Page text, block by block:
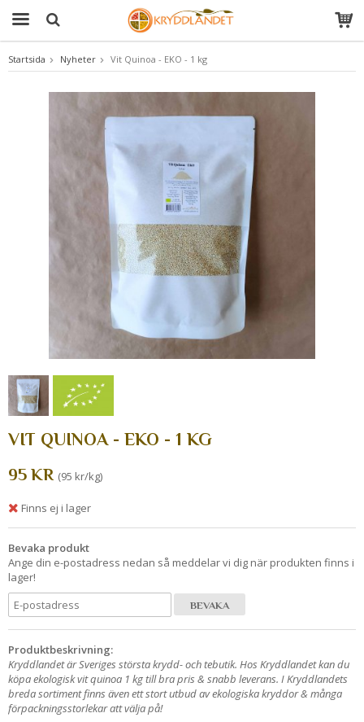
Produkten har blivit tillagd i varukorgen
Startsida Nyheter Vit Quinoa - EKO - 1 kg
VIT QUINOA - EKO - 1 KG
95 KR (95 kr/kg)
Finns ej i lager
Bevaka produkt
Ange din e-postadress nedan så meddelar vi dig när produkten finns i
lager!
BEVAKA
Produktbeskrivning:
Kryddlandet är Sveriges största krydd- och tebutik. Hos Kryddlandet kan du
köpa ekologisk vit quinoa 1 kg till bra pris & snabb leverans. I Kryddlandets
breda sortiment finns även ett stort utbud av ekologiska kryddor & många
förpackningsstorlekar att välja på!